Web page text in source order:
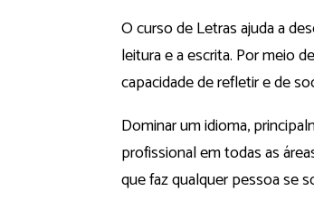
O curso de Letras ajuda a
leitura e a escrita. Por meio
capacidade de refletir e de
Dominar um idioma,
profissional em todas as
que faz qualquer pessoa se